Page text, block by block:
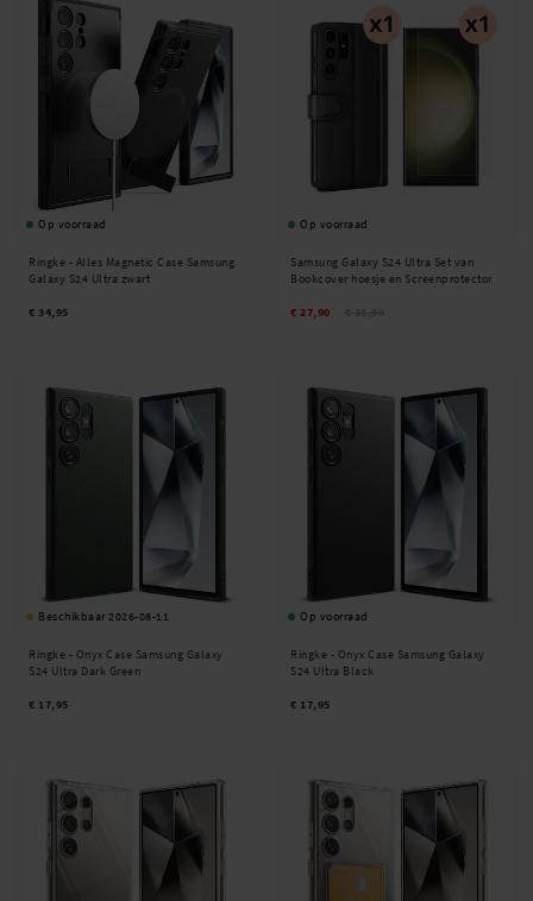
Op voorraad
Ringke - Alles Magnetic Case Samsung
Galaxy S24 Ultra zwart
€ 34,95
Op voorraad
Samsung Galaxy S24 Ultra Set van
Bookcover hoesje en Screenprotector
€ 27,90
Beschikbaar 2026-08-11
Ringke - Onyx Case Samsung Galaxy
S24 Ultra Dark Green
€ 17,95
Op voorraad
Ringke - Onyx Case Samsung Galaxy
S24 Ultra Black
€ 17,95